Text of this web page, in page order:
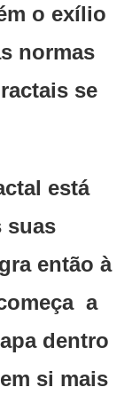
o exílio
normas
se
está
suas
então à
a
dentro
si mais